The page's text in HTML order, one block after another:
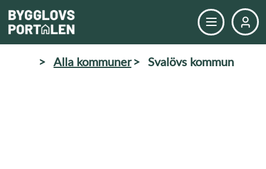
> Alla kommuner> Svalövs kommun